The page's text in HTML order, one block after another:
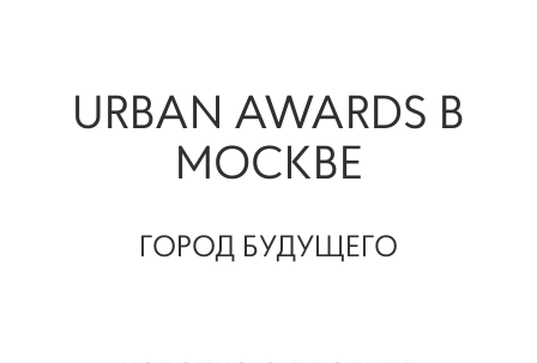
URBAN AWARDS В
МОСКВЕ
ГОРОД БУДУЩЕГО